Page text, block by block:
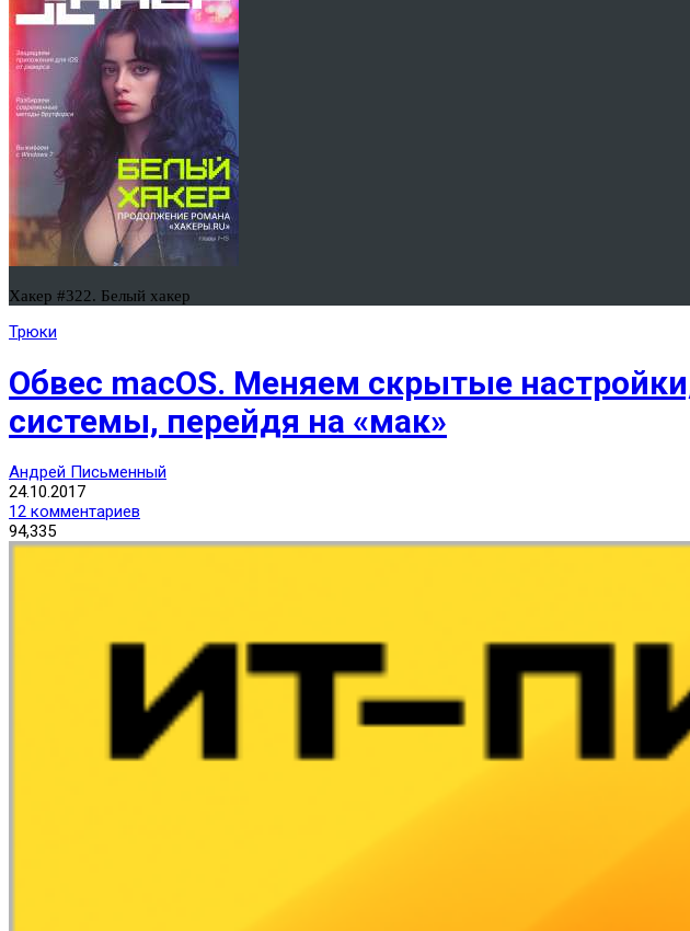
Хакер #322. Белый хакер
Трюки
Обвес macOS. Меняем скрытые
системы, перейдя на «мак»
Андрей Письменный
24.10.2017
12 комментариев
94,335